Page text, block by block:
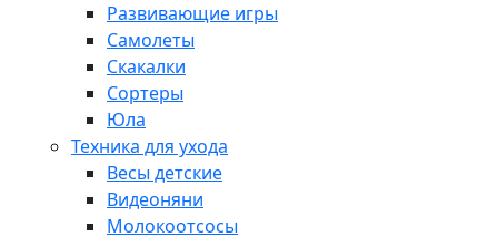
Развивающие игры
Самолеты
Скакалки
Сортеры
Юла
Техника для ухода
Весы детские
Видеоняни
Молокоотсосы